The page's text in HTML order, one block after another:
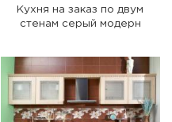
Кухня на заказ по двум
стенам серый модерн